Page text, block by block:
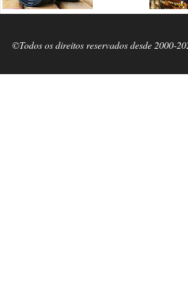
©Todos os direitos reservados desde 2000-